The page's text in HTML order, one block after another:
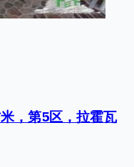
，第5区，拉霍瓦